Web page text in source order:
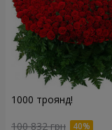
1000 троянд!
100 832 грн